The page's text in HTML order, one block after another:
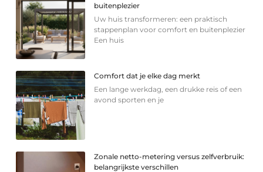
buitenplezier
Uw huis transformeren: een praktisch
stappenplan voor comfort en buitenplezier
Een huis
Comfort dat je elke dag merkt
Een lange werkdag, een drukke reis of een
avond sporten en je
Zonale netto-metering versus zelfverbruik:
belangrijkste verschillen